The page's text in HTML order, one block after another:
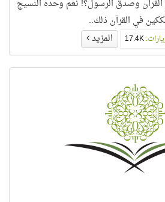
القرآن وصدق الرسول؟! نعم وحده النسيج
في القرآن ذلك..
17.4K المزيد